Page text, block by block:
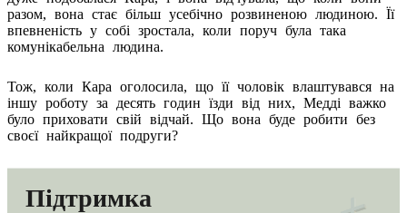
разом, вона стає більш усебічно розвиненою людиною. Її
впевненість у собі зростала, коли поруч була така
комунікабельна людина.
Тож, коли Кара оголосила, що її чоловік влаштувався на
іншу роботу за десять годин їзди від них, Медді важко
було приховати свій відчай. Що вона буде робити без
своєї найкращої подруги?
Підтримка